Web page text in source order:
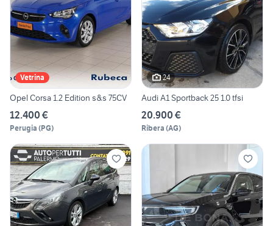
Vetrina
Opel Corsa 1.2 Edition s&s 75CV
12.400 €
Perugia (PG)
24
Audi A1 Sportback 25 1.0 tfsi
20.900 €
Ribera (AG)